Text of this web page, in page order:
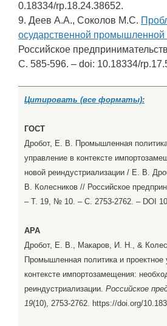
0.18334/rp.18.24.38652.
9. Деев А.А., Соколов М.С.
осударственной промышленной
Российское
С. 585-596. – doi: 10.18334/
Цитировать (все форматы):
ГОСТ
Дробот, Е. В. Промышленная
управление в контексте
новой реиндустриализации / Е. В.
В. Колесников // Российское
– Т. 19, № 10. – С. 2753-2762. – DOI
APA
Дробот, Е. В., Макаров, И. Н., &
Промышленная политика и проектное
контексте импортозамещения:
реиндустриализации. Российское
19(10), 2753-2762. https://doi.org/